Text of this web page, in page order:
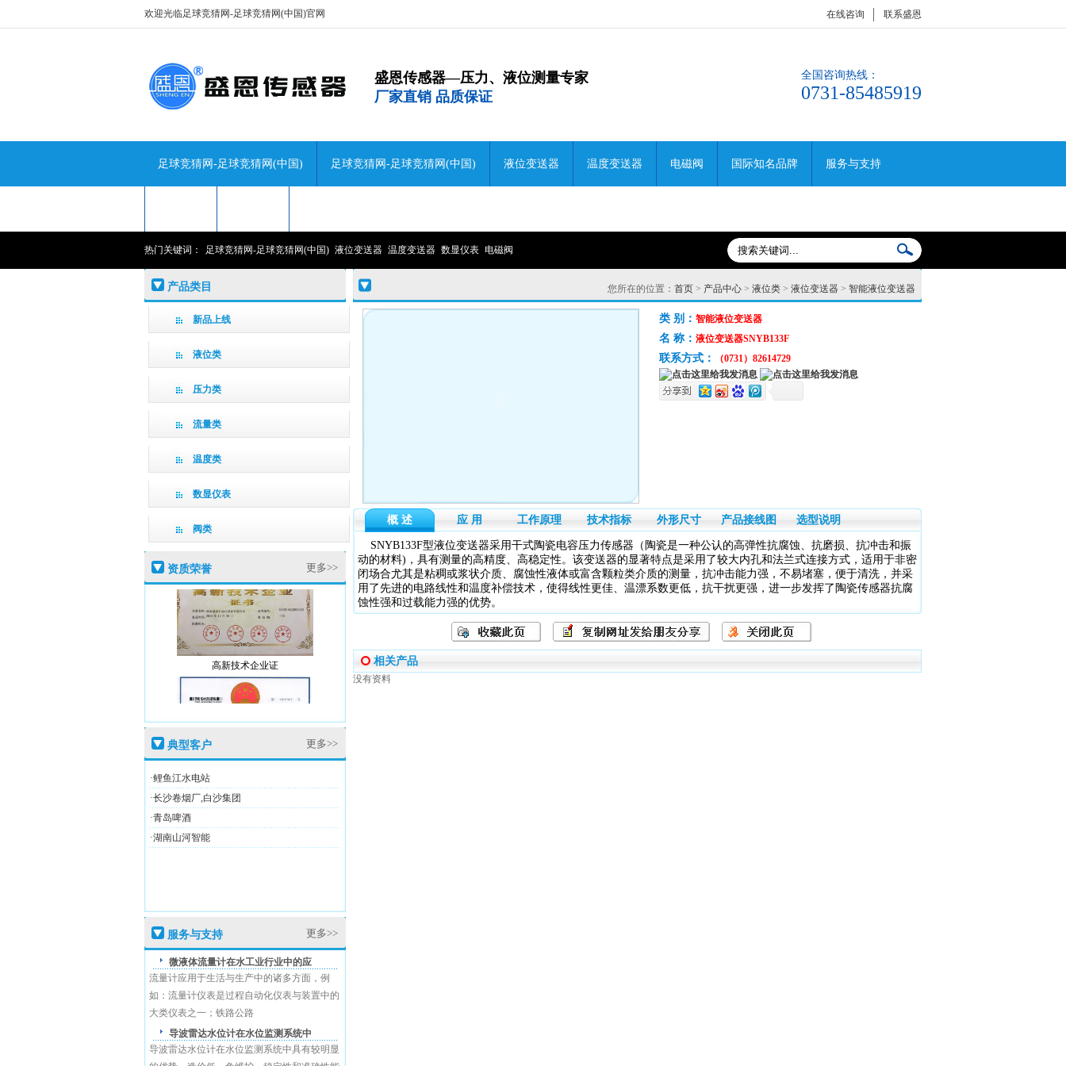
欢迎光临足球竞猜网-足球竞猜网(中国)官网 在线咨询 联系盛恩
盛恩传感器—压力、液位测量专家
厂家直销 品质保证
全国咨询热线：
0731-85485919
足球竞猜网-足球竞猜网(中国) 足球竞猜网-足球竞猜网(中国) 液位变送器 温度变送器 电磁阀 国际知名品牌 服务与支持
热门关键词： 足球竞猜网-足球竞猜网(中国) 液位变送器 温度变送器 数显仪表 电磁阀
产品类目
新品上线
液位类
压力类
流量类
温度类
数显仪表
阀类
资质荣誉 更多>>
高新技术企业证
盛恩商标注册证
典型客户 更多>>
·鲤鱼江水电站
·长沙卷烟厂,白沙集团
·青岛啤酒
·湖南山河智能
服务与支持 更多>>
微液体流量计在水工业行业中的应
流量计应用于生活与生产中的诸多方面，例
如：流量计仪表是过程自动化仪表与装置中的
大类仪表之一；铁路公路
导波雷达水位计在水位监测系统中
导波雷达水位计在水位监测系统中具有较明显
您所在的位置： 首页 > 产品中心 > 液位类 > 液位变送器 > 智能液位变送器
类 别： 智能液位变送器
名 称： 液位变送器SNYB133F
联系方式： （0731）82614729
概 述 应 用 工作原理 技术指标 外形尺寸 产品接线图 选型说明
SNYB133F型液位变送器采用干式陶瓷电容压力传感器（陶瓷是一种公认的高弹性抗腐蚀、抗磨损、抗冲击和振
动的材料)，具有测量的高精度、高稳定性。该变送器的显著特点是采用了较大内孔和法兰式连接方式，适用于非密
闭场合尤其是粘稠或浆状介质、腐蚀性液体或富含颗粒类介质的测量，抗冲击能力强，不易堵塞，便于清洗，并采
用了先进的电路线性和温度补偿技术，使得线性更佳、温漂系数更低，抗干扰更强，进一步发挥了陶瓷传感器抗腐
蚀性强和过载能力强的优势。
相关产品
没有资料